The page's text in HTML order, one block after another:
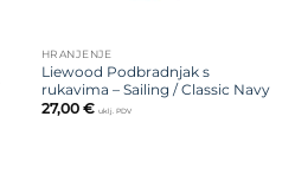
HRANJENJE
Liewood Podbradnjak s
rukavima – Sailing / Classic Navy
27,00 € uklj. PDV